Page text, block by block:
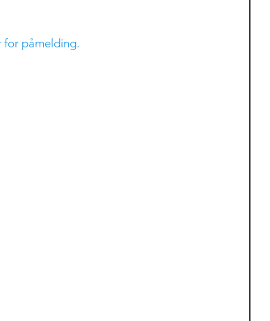
for påmelding.